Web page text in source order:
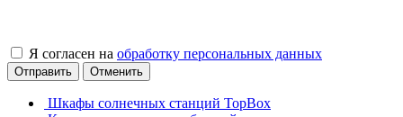
Я согласен на обработку персональных данных
Отправить Отменить
Шкафы солнечных станций TopBox